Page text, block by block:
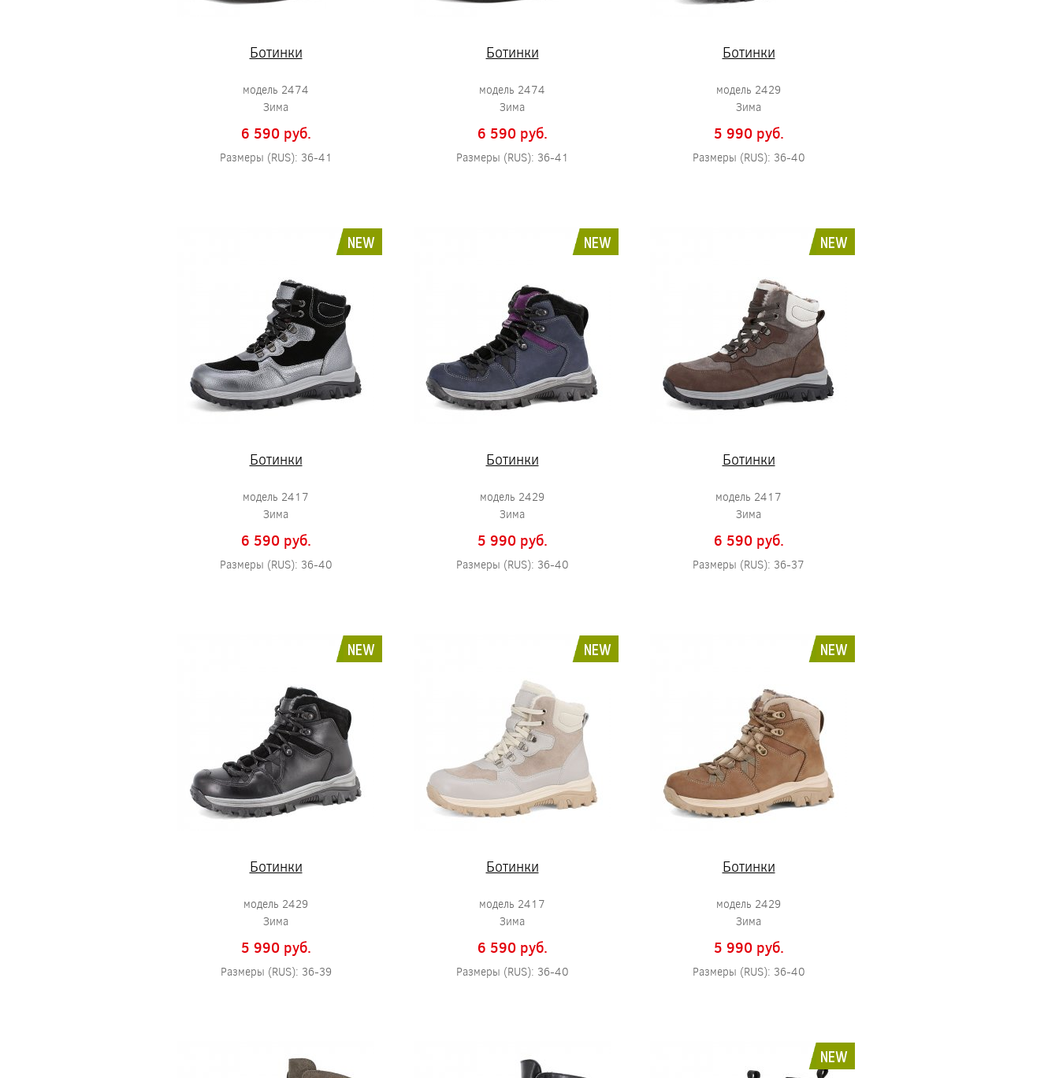
Ботинки
модель 2474
Зима
6 590 pуб.
Размеры (RUS): 36-41
Ботинки
модель 2474
Зима
6 590 pуб.
Размеры (RUS): 36-41
Ботинки
модель 2429
Зима
5 990 pуб.
Размеры (RUS): 36-40
NEW
Ботинки
модель 2417
Зима
6 590 pуб.
Размеры (RUS): 36-40
NEW
Ботинки
модель 2429
Зима
5 990 pуб.
Размеры (RUS): 36-40
NEW
Ботинки
модель 2417
Зима
6 590 pуб.
Размеры (RUS): 36-37
NEW
Ботинки
модель 2429
Зима
5 990 pуб.
Размеры (RUS): 36-39
NEW
Ботинки
модель 2417
Зима
6 590 pуб.
Размеры (RUS): 36-40
NEW
Ботинки
модель 2429
Зима
5 990 pуб.
Размеры (RUS): 36-40
NEW